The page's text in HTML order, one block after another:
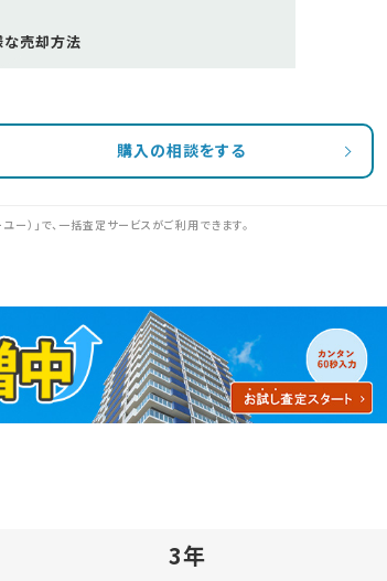
売却方法
購入の相談をする
）」で、一括査定サービスがご利用できます。
3年